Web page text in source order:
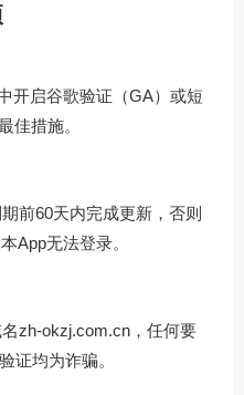
开启谷歌验证（GA）或短
佳措施。
前60天内完成更新，否则
App无法登录。
zh-okzj.com.cn ，任何要
证均为诈骗。